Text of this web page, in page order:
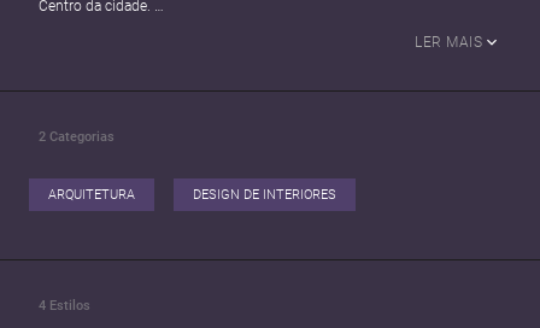
Centro da cidade.
arquitetura residencial, estagiando em um renomado escritório de
levantamento para projetos de reforma. Onde foi efetivada e atuou
colaboradora nos projetos de mostra do Campinas Decor: 2017, 2018
(vencedor – 1º lugar),2019, 2020 e 2021.
Interiores, onde elabora projetos arquitetônicos e de interiores:
Nesses 9 anos de atuação na área de Arquitetura e Interiores, foram
LER MAIS
2 Categorias
ARQUITETURA DESIGN DE INTERIORES
4 Estilos